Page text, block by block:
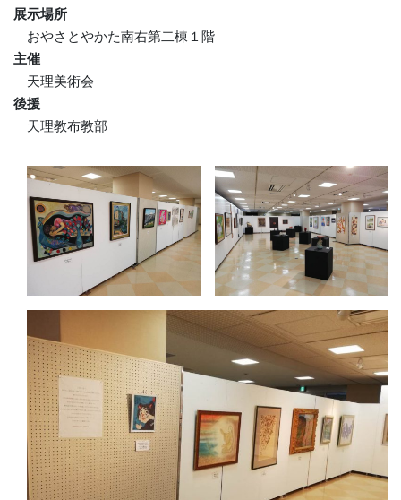
展示場所
おやさとやかた南右第二棟１階
主催
天理美術会
後援
天理教布教部